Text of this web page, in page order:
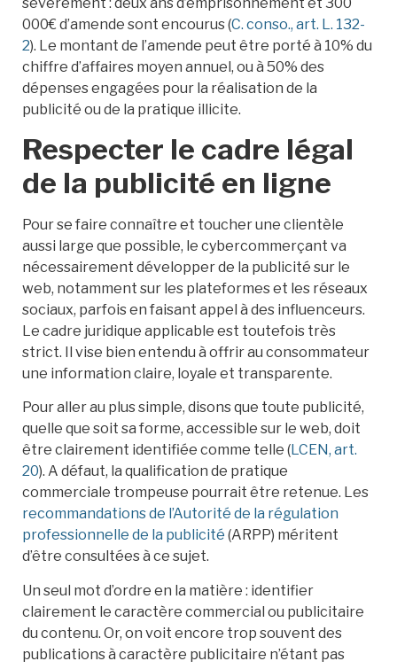
000€ d’amende sont encourus (C. conso., art. L. 132-
2). Le montant de l’amende peut être porté à 10% du
chiffre d’affaires moyen annuel, ou à 50% des
dépenses engagées pour la réalisation de la
publicité ou de la pratique illicite.
Respecter le cadre légal
de la publicité en ligne
Pour se faire connaître et toucher une clientèle
aussi large que possible, le cybercommerçant va
nécessairement développer de la publicité sur le
web, notamment sur les plateformes et les réseaux
sociaux, parfois en faisant appel à des influenceurs.
Le cadre juridique applicable est toutefois très
strict. Il vise bien entendu à offrir au consommateur
une information claire, loyale et transparente.
Pour aller au plus simple, disons que toute publicité,
quelle que soit sa forme, accessible sur le web, doit
être clairement identifiée comme telle (LCEN, art.
20). A défaut, la qualification de pratique
commerciale trompeuse pourrait être retenue. Les
recommandations de l’Autorité de la régulation
professionnelle de la publicité (ARPP) méritent
d’être consultées à ce sujet.
Un seul mot d’ordre en la matière : identifier
clairement le caractère commercial ou publicitaire
du contenu. Or, on voit encore trop souvent des
publications à caractère publicitaire n’étant pas